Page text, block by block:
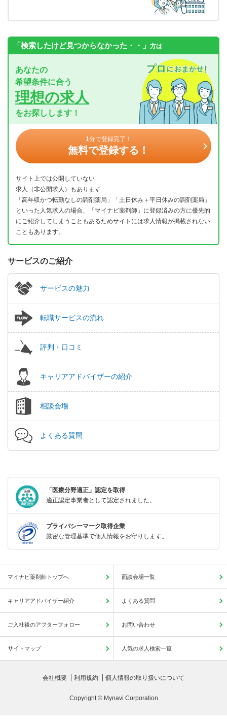
「検索したけど見つからなかった・・」 方は
あなたの
希望条件に合う
理想の求人
をお探しします！
1分で登録完了！
無料で登録する！
サイト上では公開していない
求人（非公開求人）もあります
「高年収かつ転勤なしの調剤薬局」「土日休み＋平日休みの調剤薬局」
といった人気求人の場合、「マイナビ薬剤師」に登録済みの方に優先的
にご紹介してしまうこともあるためサイトには求人情報が掲載されない
こともあります。
サービスのご紹介
サービスの魅力
転職サービスの流れ
評判・口コミ
キャリアアドバイザーの紹介
相談会場
よくある質問
「医療分野適正」認定を取得
適正認定事業者として認定されました。
プライバシーマーク取得企業
厳密な管理基準で個人情報をお守りします。
マイナビ薬剤師トップへ 面談会場一覧
キャリアアドバイザー紹介 よくある質問
ご入社後のアフターフォロー お問い合わせ
サイトマップ 人気の求人検索一覧
会社概要 利用規約 個人情報の取り扱いについて
Copyright © Mynavi Corporation